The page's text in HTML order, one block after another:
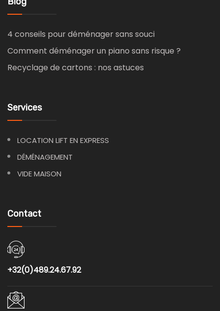
4 conseils pour déménager sans souci
Comment déménager un piano sans risque ?
Recyclage de cartons : nos astuces
Services
LOCATION LIFT EN EXPRESS
DÉMÉNAGEMENT
VIDE MAISON
Contact
+32(0)489.24.67.92